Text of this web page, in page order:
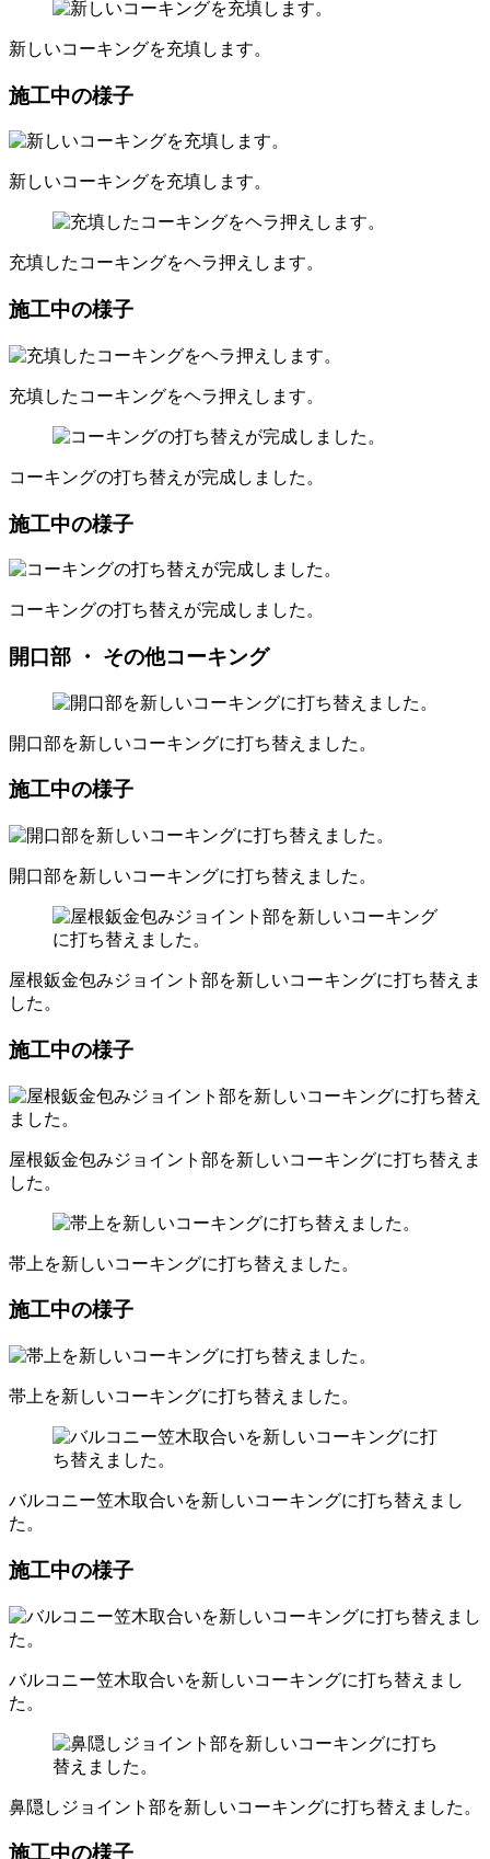
新しいコーキングを充填します。
施工中の様子
新しいコーキングを充填します。
充填したコーキングをヘラ押えします。
施工中の様子
充填したコーキングをヘラ押えします。
コーキングの打ち替えが完成しました。
施工中の様子
コーキングの打ち替えが完成しました。
開口部 ・ その他コーキング
開口部を新しいコーキングに打ち替えました。
施工中の様子
開口部を新しいコーキングに打ち替えました。
屋根鈑金包みジョイント部を新しいコーキングに打ち替えま
した。
施工中の様子
屋根鈑金包みジョイント部を新しいコーキングに打ち替えま
した。
帯上を新しいコーキングに打ち替えました。
施工中の様子
帯上を新しいコーキングに打ち替えました。
バルコニー笠木取合いを新しいコーキングに打ち替えまし
た。
施工中の様子
バルコニー笠木取合いを新しいコーキングに打ち替えまし
た。
鼻隠しジョイント部を新しいコーキングに打ち替えました。
施工中の様子